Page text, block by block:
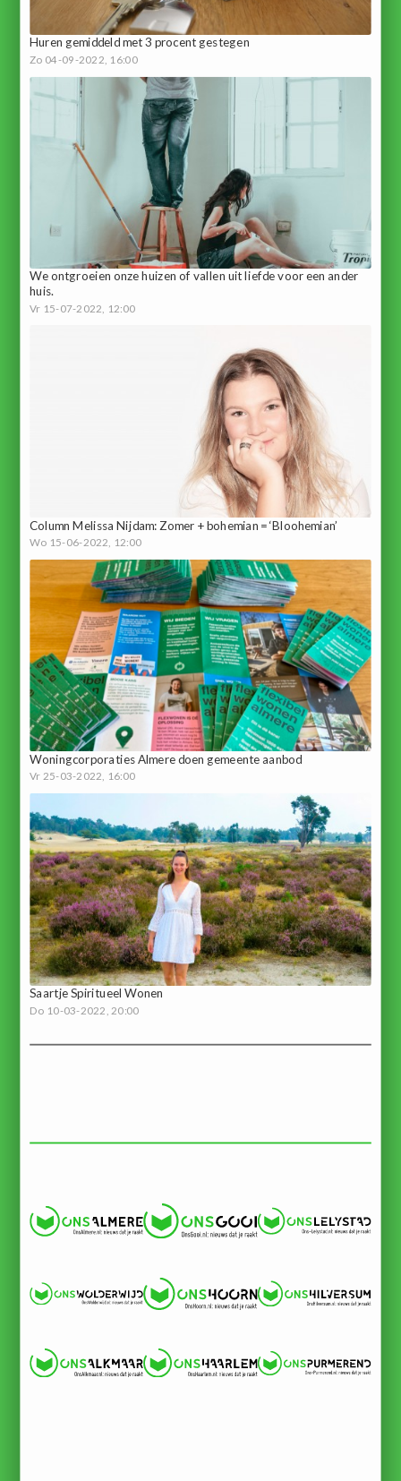
Huren gemiddeld met 3 procent gestegen
Zo 04-09-2022, 16:00
We ontgroeien onze huizen of vallen uit liefde voor een ander
huis.
Vr 15-07-2022, 12:00
Column Melissa Nijdam: Zomer + bohemian = ‘Bloohemian’
Wo 15-06-2022, 12:00
Woningcorporaties Almere doen gemeente aanbod
Vr 25-03-2022, 16:00
Saartje Spiritueel Wonen
Do 10-03-2022, 20:00